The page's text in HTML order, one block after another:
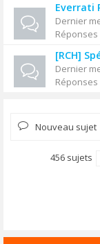
Everrati
Dernier
Réponses
[RCH]
Dernier
Réponses
Nouveau sujet
456 sujets